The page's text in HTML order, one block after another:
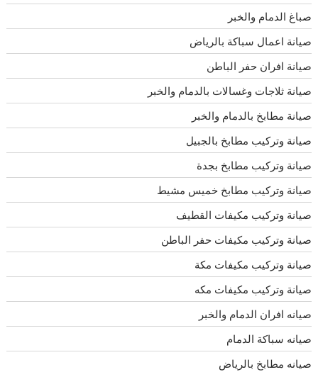
صباغ الدمام والخبر
صيانة اعمال سباكة بالرياض
صيانة افران حفر الباطن
صيانة ثلاجات وغسالات بالدمام والخبر
صيانة مطابخ بالدمام والخبر
صيانة وتركيب مطابخ بالجبيل
صيانة وتركيب مطابخ بجدة
صيانة وتركيب مطابخ خميس مشيط
صيانة وتركيب مكيفات القطيف
صيانة وتركيب مكيفات حفر الباطن
صيانة وتركيب مكيفات مكة
صيانة وتركيب مكيفات مكه
صيانه افران الدمام والخبر
صيانه سباكة الدمام
صيانه مطابخ بالرياض